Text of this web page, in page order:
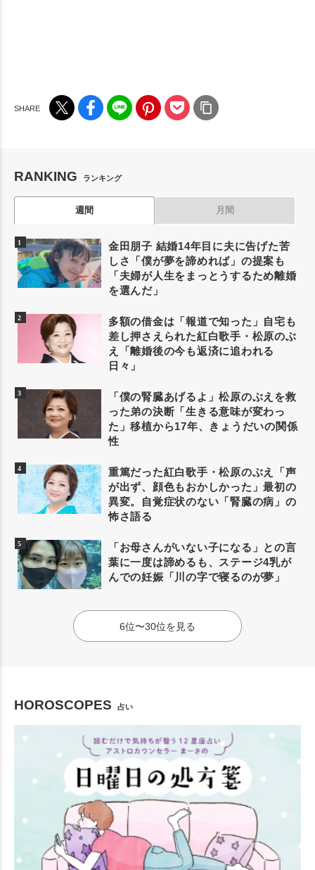
RANKING ランキング
週間 月間
金田朋子 結婚14年目に夫に告げた苦
しさ「僕が夢を諦めれば」の提案も
「夫婦が人生をまっとうするため離婚
を選んだ」
多額の借金は「報道で知った」自宅も
差し押さえられた紅白歌手・松原のぶ
え「離婚後の今も返済に追われる
日々」
「僕の腎臓あげるよ」松原のぶえを救
った弟の決断「生きる意味が変わっ
た」移植から17年、きょうだいの関係
性
重篤だった紅白歌手・松原のぶえ「声
が出ず、顔色もおかしかった」最初の
異変。自覚症状のない「腎臓の病」の
怖さ語る
「お母さんがいない子になる」との言
葉に一度は諦めるも、ステージ4乳が
んでの妊娠「川の字で寝るのが夢」
6位〜30位を見る
HOROSCOPES 占い